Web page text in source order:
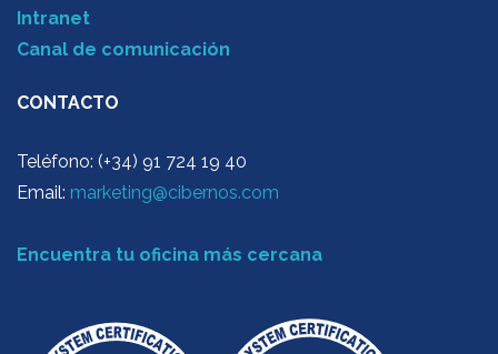
Intranet
Canal de comunicación
CONTACTO
Teléfono: (+34) 91 724 19 40
Email: marketing@cibernos.com
Encuentra tu oficina más cercana